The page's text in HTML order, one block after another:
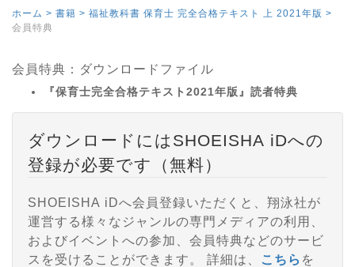
ホーム > 書籍 > 福祉教科書 保育士 完全合格テキスト 上 2021年版 >
会員特典
会員特典：ダウンロードファイル
『保育士完全合格テキスト2021年版』読者特典
ダウンロードにはSHOEISHA iDへの
登録が必要です（無料）
SHOEISHA iDへ会員登録いただくと、翔泳社が
運営する様々なジャンルの専門メディアの利用、
およびイベントへの参加、会員特典などのサービ
スを受けることができます。 詳細は、
こちら を